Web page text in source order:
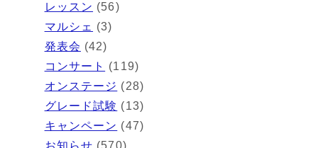
レッスン (56)
マルシェ (3)
発表会 (42)
コンサート
(119)
オンステージ (28)
グレード試験 (13)
キャンペーン (47)